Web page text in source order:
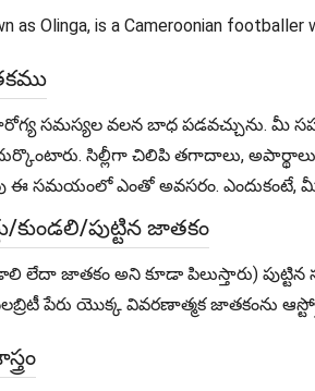
as Olinga, is a Cameroonian
సమస్యల వలన బాధ పడవచ్చును. మీ
సిల్లీగా చిలిపి తగాదాలు,
ఈ సమయంలో ఎంతో అవసరం. ఎందుకంటే,
కుండలి/పుట్టిన జాతకం
లేదా జాతకం అని కూడా పిలుస్తారు)
పేరు యొక్క వివరణాత్మక జాతకంను